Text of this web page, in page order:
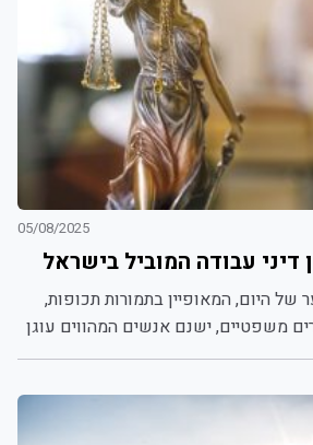
05/08/2025
דיני עבודה המוביל בישראל
היום, המאופיין בתמורות תכופות,
משפטיים, ישנם אנשים המהווים עוגן